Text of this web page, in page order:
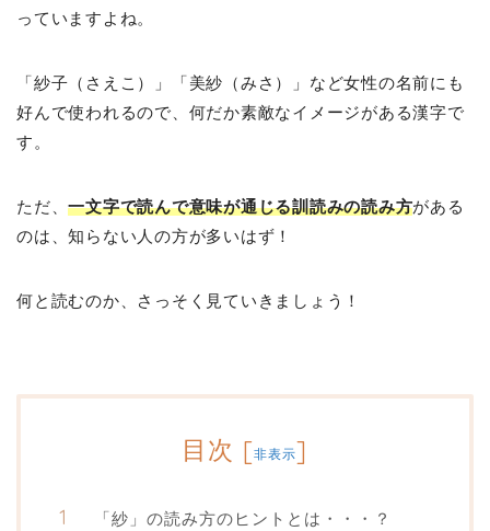
っていますよね。
「紗子（さえこ）」「美紗（みさ）」など女性の名前にも
好んで使われるので、何だか素敵なイメージがある漢字で
す。
ただ、一文字で読んで意味が通じる訓読みの読み方がある
のは、知らない人の方が多いはず！
何と読むのか、さっそく見ていきましょう！
目次 [非表示]
「紗」の読み方のヒントとは・・・？